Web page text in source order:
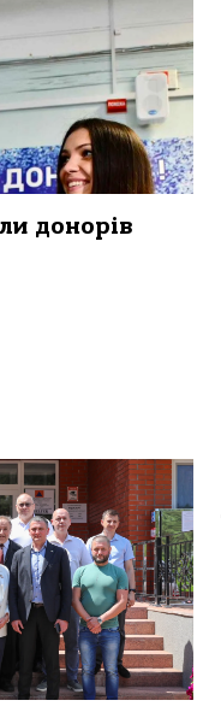
донорів